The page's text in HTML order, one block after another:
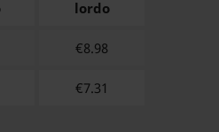
lordo
€8.98
€7.31